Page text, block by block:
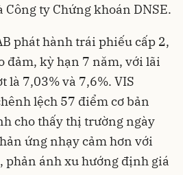
Công ty Chứng khoán DNSE.
phát hành trái phiếu cấp 2,
đảm, kỳ hạn 7 năm, với lãi
là 7,03% và 7,6%. VIS
lệch 57 điểm cơ bản
cho thấy thị trường ngày
ứng nhạy cảm hơn với
ánh xu hướng định giá